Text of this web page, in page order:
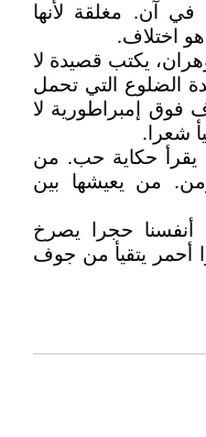
في آن. مغلقة لأنها
اختلاف.
يكتب قصيدة لا
الضلوع التي تحمل
فوق إمبراطورية لا
شعرا.
يقرأ حكاية حب. من
من يعيشها بين
أنفسنا حجرا يصرخ
أحمر يتقيأ من جوف